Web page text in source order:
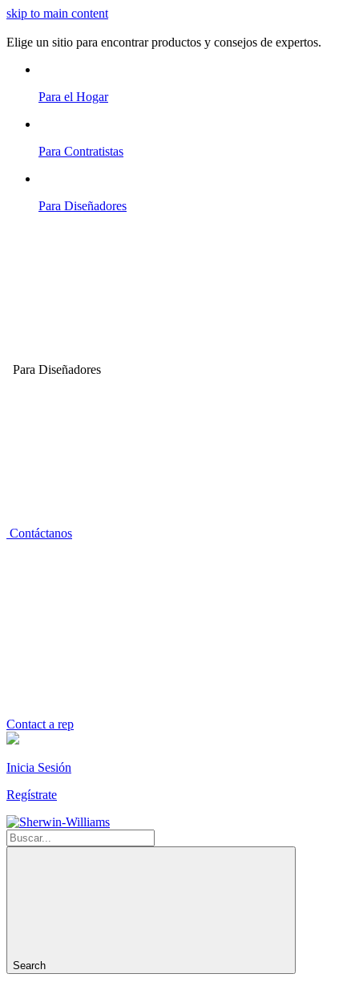
skip to main content
Elige un sitio para encontrar productos y consejos de expertos.
Para el Hogar
Para Contratistas
Para Diseñadores
Para Diseñadores
Contáctanos
Contact a rep
Inicia Sesión
Regístrate
Search